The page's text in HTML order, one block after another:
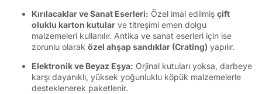
Kırılacaklar ve Sanat Eserleri: Özel imal edilmiş çift
oluklu karton kutular ve titreşimi emen dolgu
malzemeleri kullanılır. Antika ve sanat eserleri için ise
zorunlu olarak özel ahşap sandıklar (Crating) yapılır.
Elektronik ve Beyaz Eşya: Orjinal kutuları yoksa, darbeye
karşı dayanıklı, yüksek yoğunluklu köpük malzemelerle
desteklenerek paketlenir.